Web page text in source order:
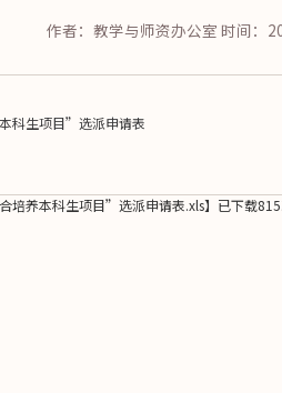
作者：教学与师资办公室 时间：
科生项目”选派申请表
培养本科生项目”选派申请表.xls】已下载815